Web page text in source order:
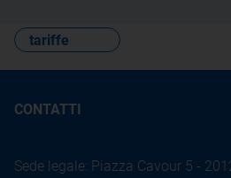
tariffe
CONTATTI
Sede legale: Piazza Cavour 5 -